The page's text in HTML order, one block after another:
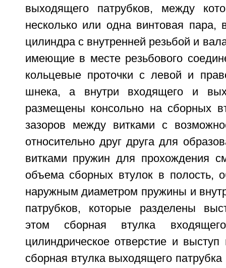
выходящего патрубков, между
несколько или одна винтовая пара,
цилиндра с внутренней резьбой и
имеющие в месте резьбового
кольцевые проточки с левой и
шнека, а внутри входящего и
размещены консольно на сборных
зазоров между витками с
относительно друг друга для
витками пружин для прохождения
объема сборных втулок в полость,
наружным диаметром пружины и
патрубков, которые разделены
этом сборная втулка
цилиндрическое отверстие и
сборная втулка выходящего